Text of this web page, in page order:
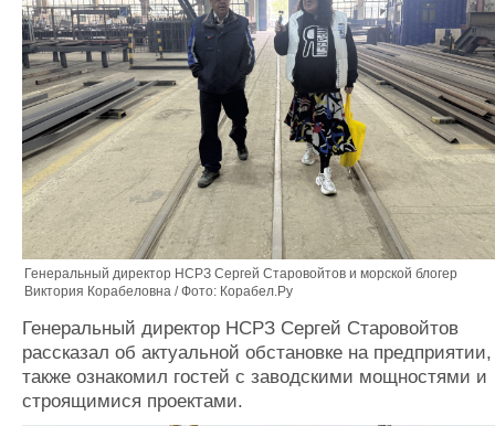
Генеральный директор НСРЗ Сергей Старовойтов и морской блогер
Виктория Корабеловна / Фото: Корабел.Ру
Генеральный директор НСРЗ Сергей Старовойтов
рассказал об актуальной обстановке на
также ознакомил гостей с заводскими мощностями и
строящимися проектами.